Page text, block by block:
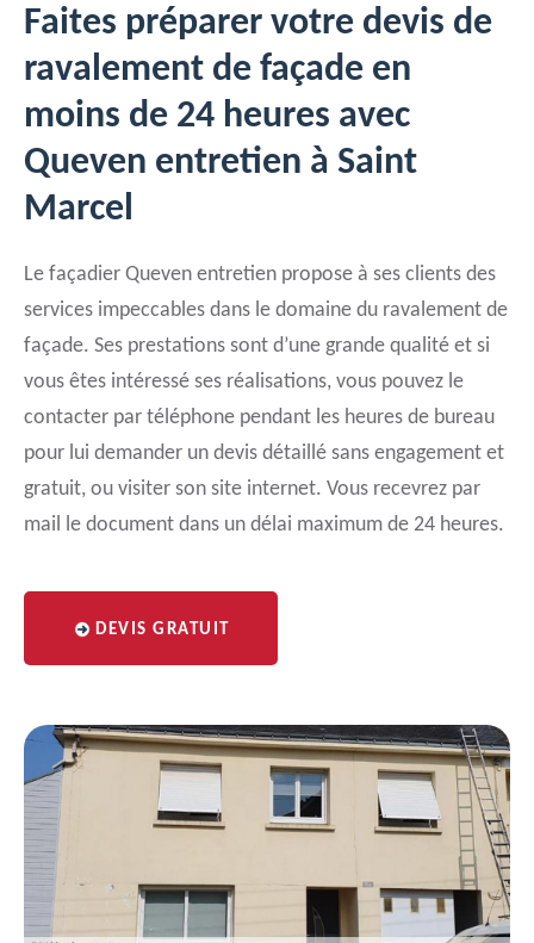
Faites préparer votre devis de
ravalement de façade en
moins de 24 heures avec
Queven entretien à Saint
Marcel
Le façadier Queven entretien propose à ses clients des
services impeccables dans le domaine du ravalement de
façade. Ses prestations sont d’une grande qualité et si
vous êtes intéressé ses réalisations, vous pouvez le
contacter par téléphone pendant les heures de bureau
pour lui demander un devis détaillé sans engagement et
gratuit, ou visiter son site internet. Vous recevrez par
mail le document dans un délai maximum de 24 heures.
DEVIS GRATUIT